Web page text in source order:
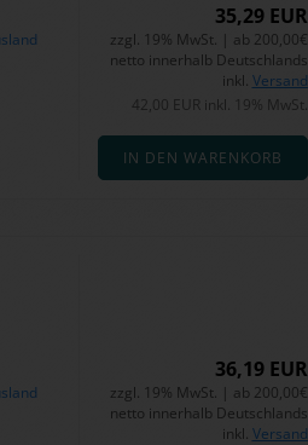
35,29 EUR
zzgl. 19% MwSt. | ab 200,00€
netto innerhalb Deutschlands
inkl. Versand
42,00 EUR inkl. 19% MwSt.
IN DEN WARENKORB
36,19 EUR
zzgl. 19% MwSt. | ab 200,00€
netto innerhalb Deutschlands
inkl. Versand